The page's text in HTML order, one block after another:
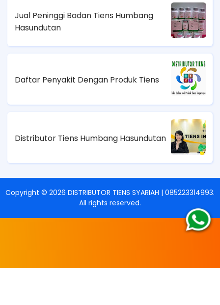
Jual Peninggi Badan Tiens Humbang
Hasundutan
Daftar Penyakit Dengan Produk Tiens
Distributor Tiens Humbang Hasundutan
Copyright © 2026 DISTRIBUTOR TIENS SYARIAH | 085223314993.
All rights reserved.